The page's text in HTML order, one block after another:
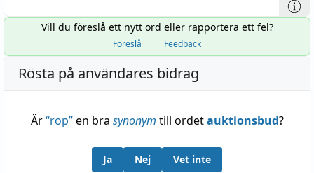
Vill du föreslå ett nytt ord eller rapportera ett fel?
Föreslå Feedback
Rösta på användares bidrag
Är“rop”en bra synonym till ordetauktionsbud?
Ja Nej Vet inte